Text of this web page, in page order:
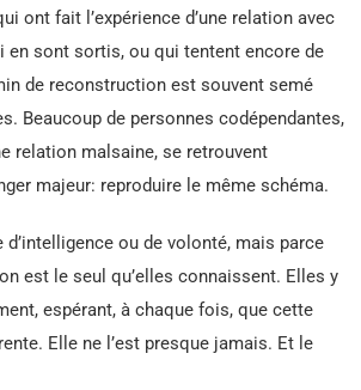
ont fait l’expérience d’une relation avec
en sont sortis, ou qui tentent encore de
de reconstruction est souvent semé
Beaucoup de personnes codépendantes,
relation malsaine, se retrouvent
majeur: reproduire le même schéma.
d’intelligence ou de volonté, mais parce
est le seul qu’elles connaissent. Elles y
espérant, à chaque fois, que cette
Elle ne l’est presque jamais. Et le